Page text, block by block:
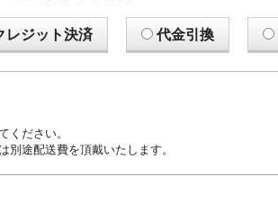
レジット決済 代金引換
ください。
別途配送費を頂戴いたします。